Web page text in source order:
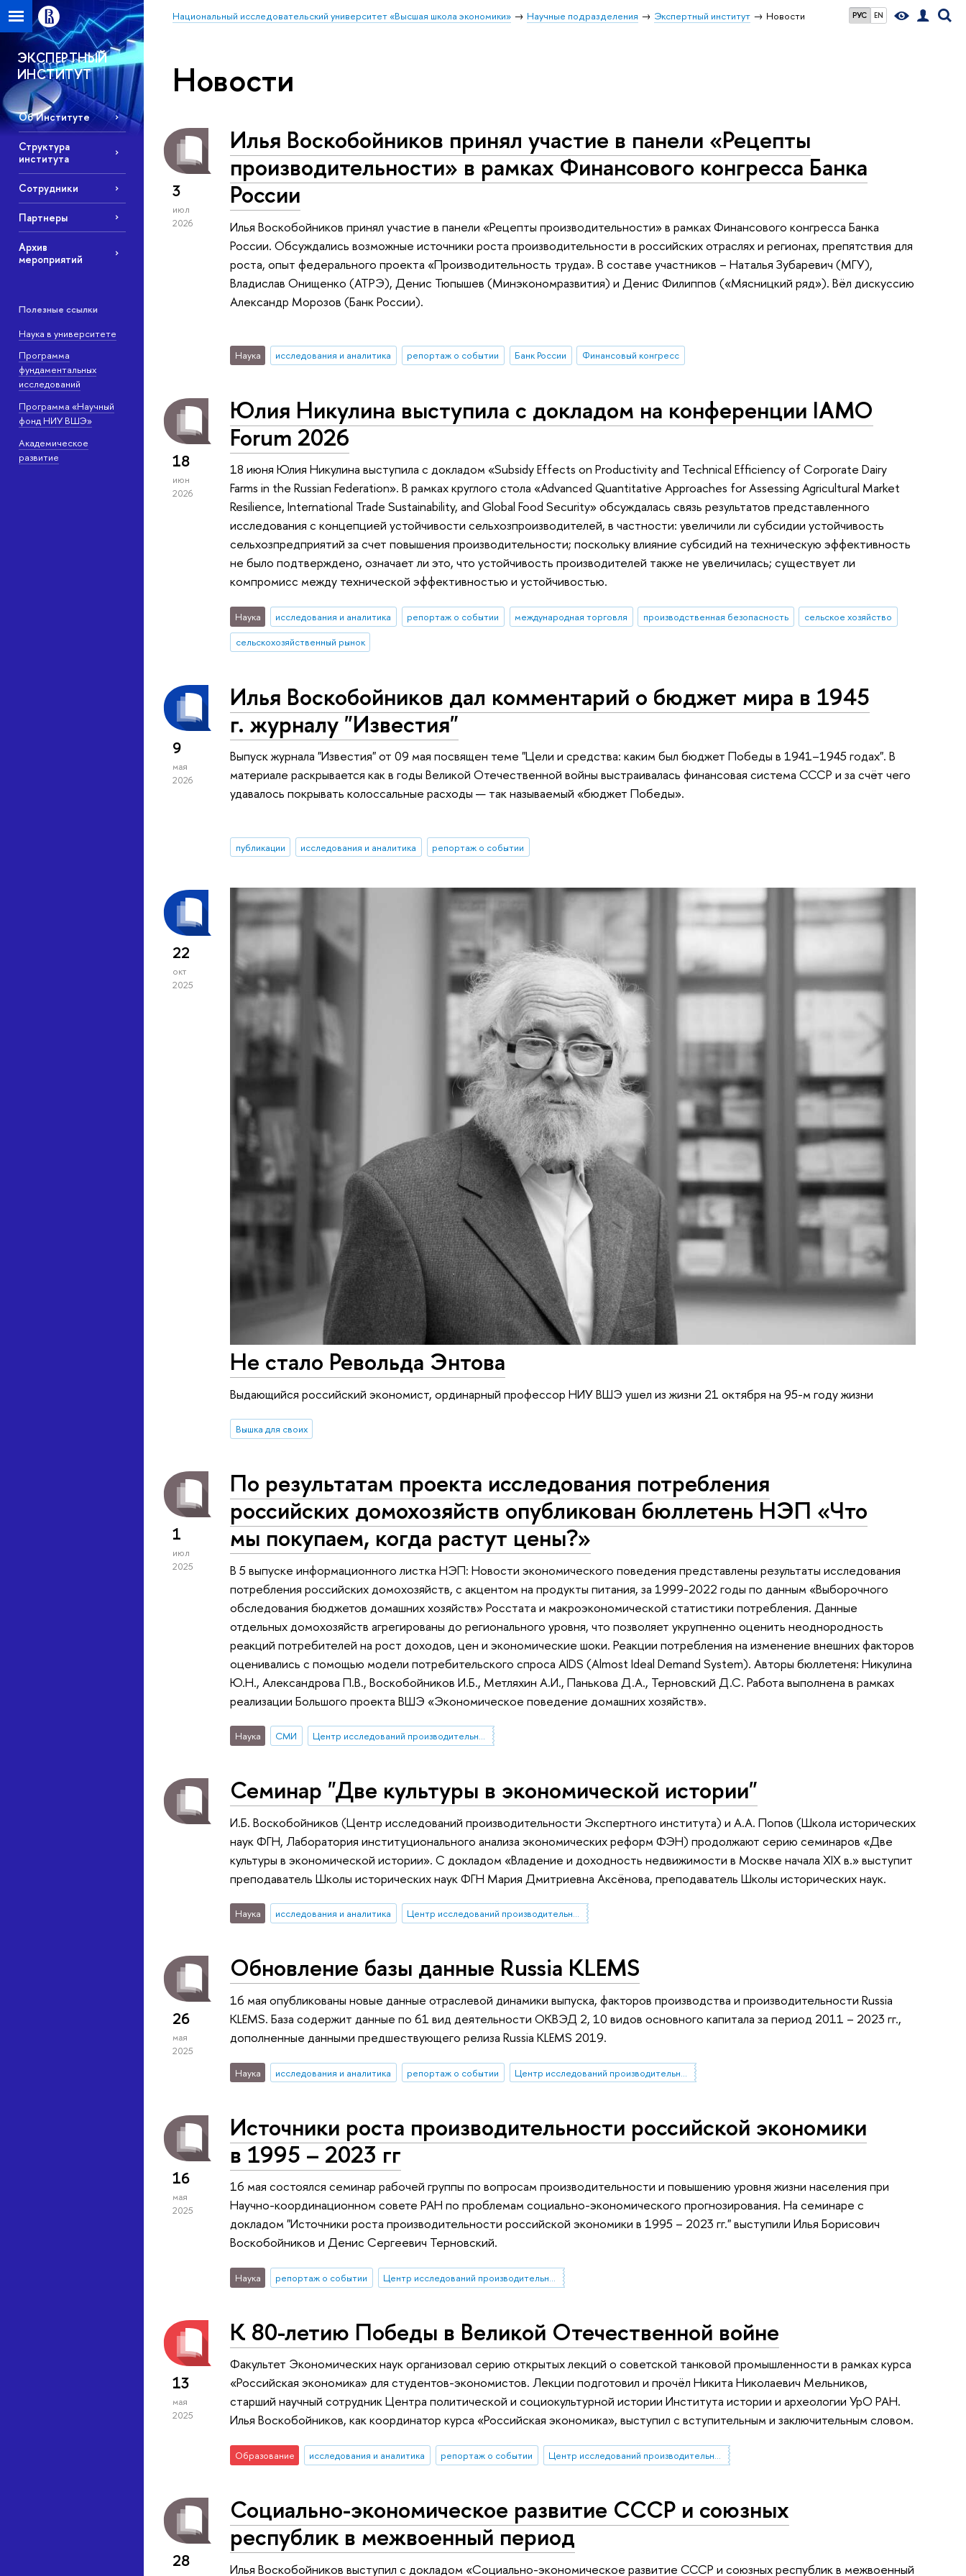
РУС EN
Национальный исследовательский университет «Высшая школа экономики» Научные подразделения Экспертный институт Новости
ЭКСПЕРТНЫЙ
ИНСТИТУТ
Об Институте
Структура
института
Сотрудники
Партнеры
Архив
мероприятий
Полезные ссылки
Наука в университете
Программа
фундаментальных
исследований
Программа «Научный
фонд НИУ ВШЭ»
Академическое
развитие
Новости
3
июл
2026
Илья Воскобойников принял участие в панели «Рецепты
производительности» в рамках Финансового конгресса Банка
России
Илья Воскобойников принял участие в панели «Рецепты производительности» в рамках Финансового конгресса Банка
России. Обсуждались возможные источники роста производительности в российских отраслях и регионах, препятствия для
роста, опыт федерального проекта «Производительность труда». В составе участников – Наталья Зубаревич (МГУ),
Владислав Онищенко (АТРЭ), Денис Тюпышев (Минэкономразвития) и Денис Филиппов («Мясницкий ряд»). Вёл дискуссию
Александр Морозов (Банк России).
Наука исследования и аналитика репортаж о событии Банк России Финансовый конгресс
18
июн
2026
Юлия Никулина выступила с докладом на конференции IAMO
Forum 2026
18 июня Юлия Никулина выступила с докладом «Subsidy Effects on Productivity and Technical Efficiency of Corporate Dairy
Farms in the Russian Federation». В рамках круглого стола «Advanced Quantitative Approaches for Assessing Agricultural Market
Resilience, International Trade Sustainability, and Global Food Security» обсуждалась связь результатов представленного
исследования с концепцией устойчивости сельхозпроизводителей, в частности: увеличили ли субсидии устойчивость
сельхозпредприятий за счет повышения производительности; поскольку влияние субсидий на техническую эффективность
не было подтверждено, означает ли это, что устойчивость производителей также не увеличилась; существует ли
компромисс между технической эффективностью и устойчивостью.
Наука исследования и аналитика репортаж о событии международная торговля производственная безопасность
сельское хозяйство
сельскохозяйственный рынок
9
мая
2026
Илья Воскобойников дал комментарий о бюджет мира в 1945
г. журналу "Известия"
Выпуск журнала "Известия" от 09 мая посвящен теме "Цели и средства: каким был бюджет Победы в 1941–1945 годах". В
материале раскрывается как в годы Великой Отечественной войны выстраивалась финансовая система СССР и за счёт чего
удавалось покрывать колоссальные расходы — так называемый «бюджет Победы».
публикации исследования и аналитика репортаж о событии
22
окт
2025
Не стало Револьда Энтова
Выдающийся российский экономист, ординарный профессор НИУ ВШЭ ушел из жизни 21 октября на 95-м году жизни
Вышка для своих
1
июл
2025
По результатам проекта исследования потребления
российских домохозяйств опубликован бюллетень НЭП «Что
мы покупаем, когда растут цены?»
В 5 выпуске информационного листка НЭП: Новости экономического поведения представлены результаты исследования
потребления российских домохозяйств, с акцентом на продукты питания, за 1999-2022 годы по данным «Выборочного
обследования бюджетов домашних хозяйств» Росстата и макроэкономической статистики потребления. Данные
отдельных домохозяйств агрегированы до регионального уровня, что позволяет укрупненно оценить неоднородность
реакций потребителей на рост доходов, цен и экономические шоки. Реакции потребления на изменение внешних факторов
оценивались с помощью модели потребительского спроса AIDS (Almost Ideal Demand System). Авторы бюллетеня: Никулина
Ю.Н., Александрова П.В., Воскобойников И.Б., Метляхин А.И., Панькова Д.А., Терновский Д.С. Работа выполнена в рамках
реализации Большого проекта ВШЭ «Экономическое поведение домашних хозяйств».
Наука СМИ Центр исследований производительности
Семинар "Две культуры в экономической истории"
И.Б. Воскобойников (Центр исследований производительности Экспертного института) и А.А. Попов (Школа исторических
наук ФГН, Лаборатория институционального анализа экономических реформ ФЭН) продолжают серию семинаров «Две
культуры в экономической истории». С докладом «Владение и доходность недвижимости в Москве начала XIX в.» выступит
преподаватель Школы исторических наук ФГН Мария Дмитриевна Аксёнова, преподаватель Школы исторических наук.
Наука исследования и аналитика Центр исследований производительности
26
мая
2025
Обновление базы данные Russia KLEMS
16 мая опубликованы новые данные отраслевой динамики выпуска, факторов производства и производительности Russia
KLEMS. База содержит данные по 61 вид деятельности ОКВЭД 2, 10 видов основного капитала за период 2011 – 2023 гг.,
дополненные данными предшествующего релиза Russia KLEMS 2019.
Наука исследования и аналитика репортаж о событии
16
мая
2025
Источники роста производительности российской экономики
в 1995 – 2023 гг
16 мая состоялся семинар рабочей группы по вопросам производительности и повышению уровня жизни населения при
Научно-координационном совете РАН по проблемам социально-экономического прогнозирования. На семинаре с
докладом "Источники роста производительности российской экономики в 1995 – 2023 гг." выступили Илья Борисович
Воскобойников и Денис Сергеевич Терновский.
Наука репортаж о событии Центр исследований производительности
13
мая
2025
К 80-летию Победы в Великой Отечественной войне
Факультет Экономических наук организовал серию открытых лекций о советской танковой промышленности в рамках курса
«Российская экономика» для студентов-экономистов. Лекции подготовил и прочёл Никита Николаевич Мельников,
старший научный сотрудник Центра политической и социокультурной истории Института истории и археологии УрО РАН.
Илья Воскобойников, как координатор курса «Российская экономика», выступил с вступительным и заключительным словом.
Образование исследования и аналитика репортаж о событии Центр исследований производительности
28
Социально-экономическое развитие СССР и союзных
республик в межвоенный период
Илья Воскобойников выступил с докладом «Социально-экономическое развитие СССР и союзных республик в межвоенный